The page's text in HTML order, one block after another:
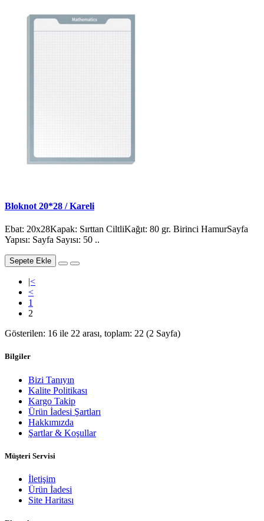
Bloknot 20*28 / Kareli
Ebat: 20x28Kapak: Sırttan CiltliKağıt: 80 gr. Birinci HamurSayfa
Yapısı: Sayfa Sayısı: 50 ..
Sepete Ekle
|<
<
1
2
Gösterilen: 16 ile 22 arası, toplam: 22 (2 Sayfa)
Bilgiler
Bizi Tanıyın
Kalite Politikası
Kargo Takip
Ürün İadesi Şartları
Hakkımızda
Şartlar & Koşullar
Müşteri Servisi
İletişim
Ürün İadesi
Site Haritası